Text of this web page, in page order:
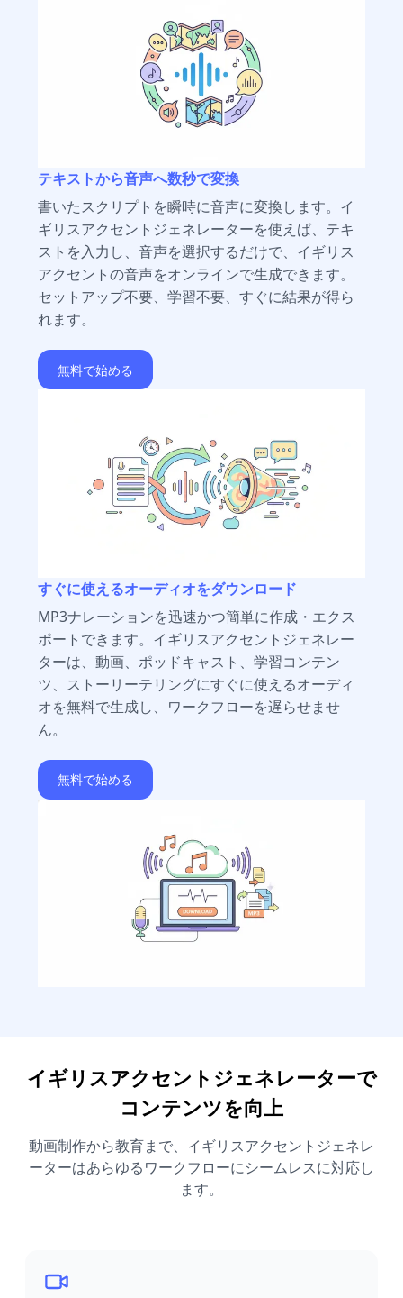
テキストから音声へ数秒で変換
書いたスクリプトを瞬時に音声に変換します。イ
ギリスアクセントジェネレーターを使えば、テキ
ストを入力し、音声を選択するだけで、イギリス
アクセントの音声をオンラインで生成できます。
セットアップ不要、学習不要、すぐに結果が得ら
れます。
無料で始める
すぐに使えるオーディオをダウンロード
MP3ナレーションを迅速かつ簡単に作成・エクス
ポートできます。イギリスアクセントジェネレー
ターは、動画、ポッドキャスト、学習コンテン
ツ、ストーリーテリングにすぐに使えるオーディ
オを無料で生成し、ワークフローを遅らせませ
ん。
無料で始める
イギリスアクセントジェネレーターで
コンテンツを向上
動画制作から教育まで、イギリスアクセントジェネレ
ーターはあらゆるワークフローにシームレスに対応し
ます。